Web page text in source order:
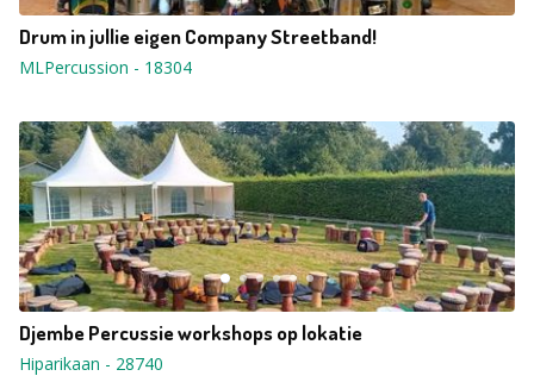
Drum in jullie eigen Company Streetband!
MLPercussion - 18304
Djembe Percussie workshops op lokatie
Hiparikaan - 28740